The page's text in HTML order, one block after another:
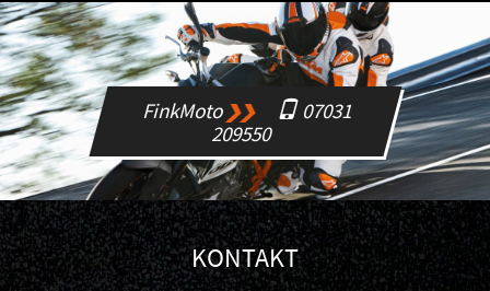
FinkMoto
07031
209550
KONTAKT